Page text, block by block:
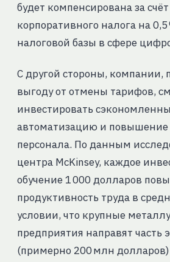
будет компенсирована за
корпоративного налога на
налоговой базы в сфере
С другой стороны, компании,
выгоду от отмены тарифов,
инвестировать
автоматизацию и
персонала. По данным
центра McKinsey, каждое
обучение 1 000 долларов
продуктивность труда в
условии, что крупные
предприятия направят часть
(примерно 200 млн